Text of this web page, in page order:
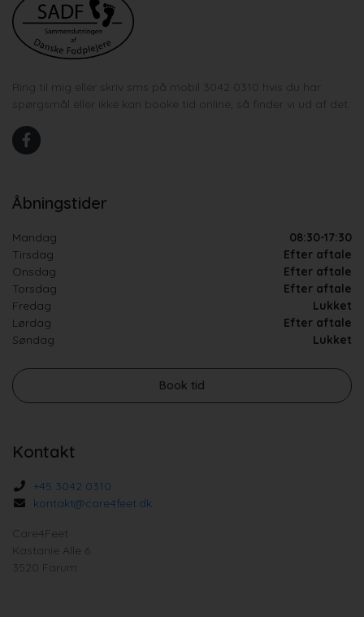
Ring til mig eller skriv sms på mobil 3042 0310 hvis du har
spørgsmål eller ikke kan booke tid online, så finder vi ud af det.
Åbningstider
Mandag
08:30-17:30
Tirsdag
Efter aftale
Onsdag
Efter aftale
Torsdag
Efter aftale
Fredag
Lukket
Lørdag
Efter aftale
Søndag
Lukket
Book tid
Kontakt
+45 3042 0310
kontakt@care4feet.dk
Care4Feet
Kastanie Alle 6
3520 Farum